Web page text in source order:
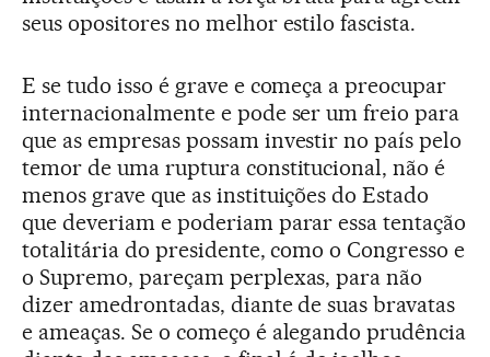
seus opositores no melhor estilo fascista.
E se tudo isso é grave e começa a preocupar
internacionalmente e pode ser um freio para
que as empresas possam investir no país pelo
temor de uma ruptura constitucional, não é
menos grave que as instituições do Estado
que deveriam e poderiam parar essa tentação
totalitária do presidente, como o Congresso e
o Supremo, pareçam perplexas, para não
dizer amedrontadas, diante de suas bravatas
e ameaças. Se o começo é alegando prudência